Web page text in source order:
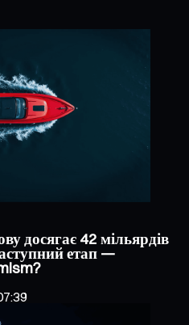
досягає 42 мільярдів
етап —